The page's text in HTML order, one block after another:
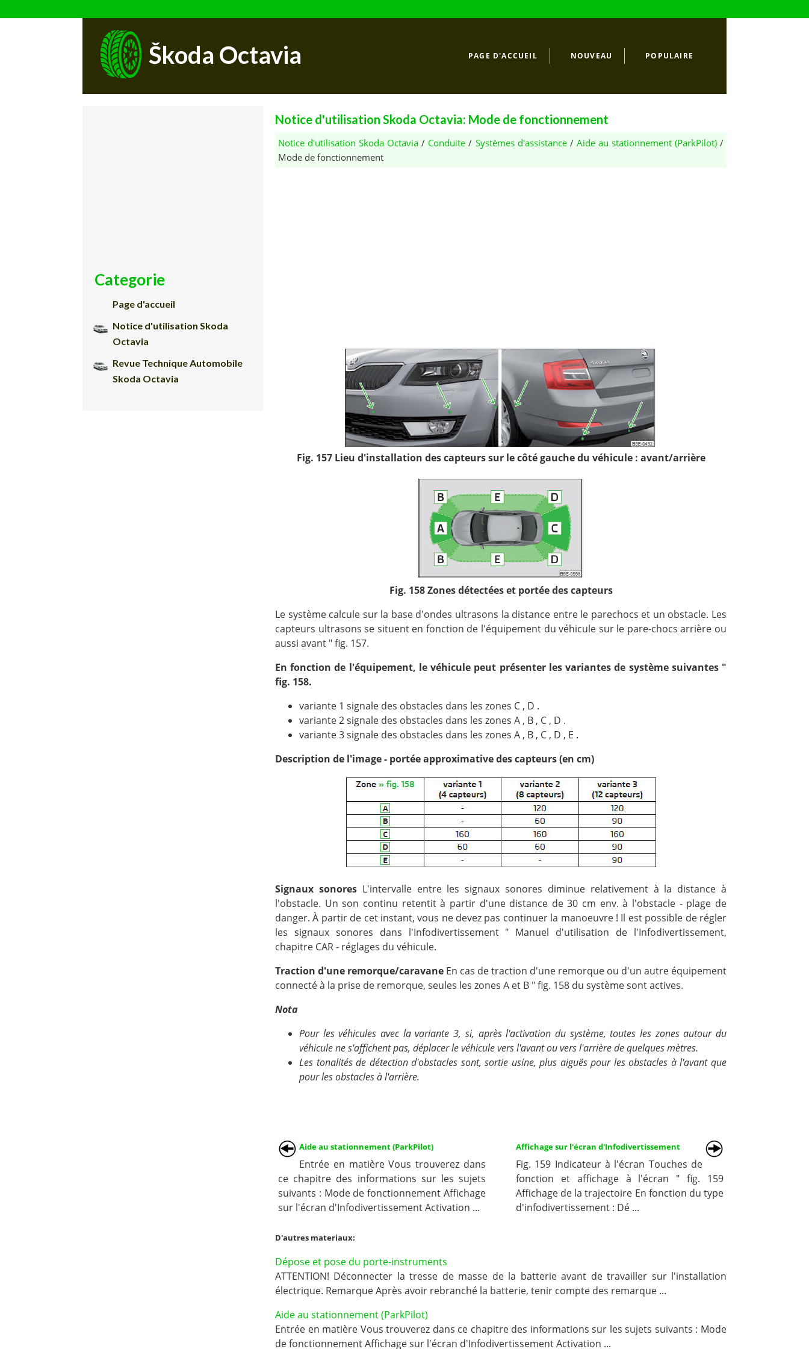
Škoda Octavia PAGE D'ACCUEIL NOUVEAU POPULAIRE
Notice d'utilisation Skoda Octavia: Mode de fonctionnement
Notice d'utilisation Skoda Octavia / Conduite / Systèmes d'assistance/ Aide au stationnement (ParkPilot)/
Mode de fonctionnement
Fig. 157 Lieu d'installation des capteurs sur le côté gauche du véhicule : avant/arrière
Fig. 158 Zones détectées et portée des capteurs
Le système calcule sur la base d'ondes ultrasons la distance entre le parechocs et un obstacle. Les
capteurs ultrasons se situent en fonction de l'équipement du véhicule sur le pare-chocs arrière ou
aussi avant " fig. 157.
En fonction de l'équipement, le véhicule peut présenter les variantes de système suivantes "
fig. 158.
variante 1 signale des obstacles dans les zones C , D .
variante 2 signale des obstacles dans les zones A , B , C , D .
variante 3 signale des obstacles dans les zones A , B , C , D , E .
Description de l'image - portée approximative des capteurs (en cm)
Signaux sonores L'intervalle entre les signaux sonores diminue relativement à la distance à
l'obstacle. Un son continu retentit à partir d'une distance de 30 cm env. à l'obstacle - plage de
danger. À partir de cet instant, vous ne devez pas continuer la manoeuvre ! Il est possible de régler
les signaux sonores dans l'Infodivertissement " Manuel d'utilisation de l'Infodivertissement,
chapitre CAR - réglages du véhicule.
Traction d'une remorque/caravane En cas de traction d'une remorque ou d'un autre équipement
connecté à la prise de remorque, seules les zones A et B " fig. 158 du système sont actives.
Nota
Pour les véhicules avec la variante 3, si, après l'activation du système, toutes les zones autour du
véhicule ne s'affichent pas, déplacer le véhicule vers l'avant ou vers l'arrière de quelques mètres.
Les tonalités de détection d'obstacles sont, sortie usine, plus aiguës pour les obstacles à l'avant que
pour les obstacles à l'arrière.
Aide au stationnement (ParkPilot)
Entrée en matière Vous trouverez dans
ce chapitre des informations sur les sujets
suivants : Mode de fonctionnement Affichage
sur l'écran d'Infodivertissement Activation ...
Affichage sur l'écran d'Infodivertissement
Fig. 159 Indicateur à l'écran Touches de
fonction et affichage à l'écran " fig. 159
Affichage de la trajectoire En fonction du type
d'infodivertissement : Dé ...
D'autres materiaux:
Dépose et pose du porte-instruments
ATTENTION! Déconnecter la tresse de masse de la batterie avant de travailler sur l'installation
électrique. Remarque Après avoir rebranché la batterie, tenir compte des remarque ...
Aide au stationnement (ParkPilot)
Entrée en matière Vous trouverez dans ce chapitre des informations sur les sujets suivants : Mode
de fonctionnement Affichage sur l'écran d'Infodivertissement Activation ...
Categorie
Page d'accueil
Notice d'utilisation Skoda
Octavia
Revue Technique Automobile
Skoda Octavia